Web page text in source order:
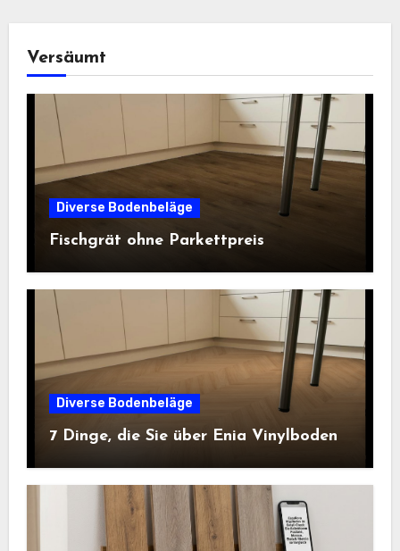
Versäumt
Diverse Bodenbeläge
Fischgrät ohne Parkettpreis
Diverse Bodenbeläge
7 Dinge, die Sie über Enia Vinylboden